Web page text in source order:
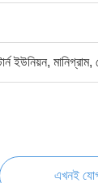
ইউনিয়ন, মানিগ্রাম,
এখনই